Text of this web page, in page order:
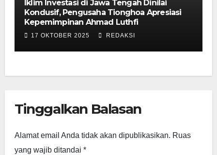
Iklim Investasi di Jawa Tengah Dinilai
Kondusif, Pengusaha Tionghoa Apresiasi
Kepemimpinan Ahmad Luthfi
17 OKTOBER 2025 REDAKSI
Tinggalkan Balasan
Alamat email Anda tidak akan dipublikasikan. Ruas
yang wajib ditandai *